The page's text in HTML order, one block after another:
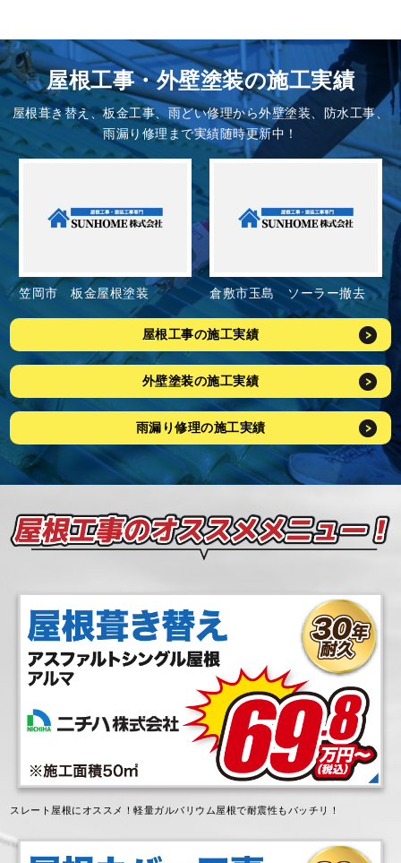
屋根工事・外壁塗装の施工実績
屋根葺き替え、板金工事、雨どい修理から外壁塗装、防水工事、
雨漏り修理まで実績随時更新中！
岡山市中区湊 塗装工事 岡山市中区湊 屋根漆喰工事
屋根工事の施工実績
外壁塗装の施工実績
雨漏り修理の施工実績
スレート屋根にオススメ！軽量ガルバリウム屋根で耐震性もバッチリ！